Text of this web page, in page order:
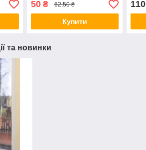
TP4057 1,8х1,2см
50₴ 62,50 ₴
Купити
110
та новинки